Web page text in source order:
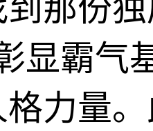
那份
显霸气
力量